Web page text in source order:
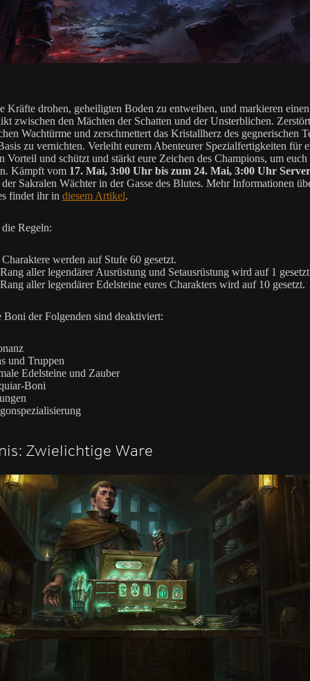
Kräfte drohen, geheiligten Boden zu entweihen, und markieren
zwischen den Mächten der Schatten und der Unsterblichen.
Wachtürme und zerschmettert das Kristallherz des gegnerischen
zu vernichten. Verleiht eurem Abenteurer Spezialfertigkeiten für
Vorteil und schützt und stärkt eure Zeichen des Champions, um euch
Kämpft vom 17. Mai, 3:00 Uhr bis zum 24. Mai, 3:00 Uhr
der Sakralen Wächter in der Gasse des Blutes. Mehr Informationen
findet ihr in diesem Artikel.
Regeln:
werden auf Stufe 60 gesetzt.
aller legendärer Ausrüstung und Setausrüstung wird auf 1
aller legendärer Edelsteine eures Charakters wird auf 10 gesetzt.
Boni der Folgenden sind deaktiviert:
und Truppen
Edelsteine und Zauber
Boni
Zwielichtige Ware